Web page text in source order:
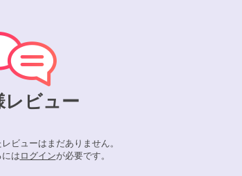
レビュー
ビューはまだありません。
は ログインが必要です。